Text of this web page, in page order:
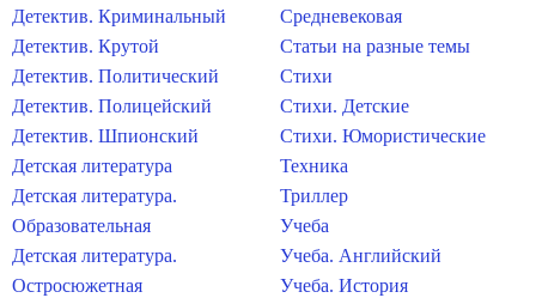
Детектив. Криминальный
Детектив. Крутой
Детектив. Политический
Детектив. Полицейский
Детектив. Шпионский
Детская литература
Детская литература.
Образовательная
Детская литература.
Остросюжетная
Средневековая
Статьи на разные темы
Стихи
Стихи. Детские
Стихи. Юмористические
Техника
Триллер
Учеба
Учеба. Английский
Учеба. История